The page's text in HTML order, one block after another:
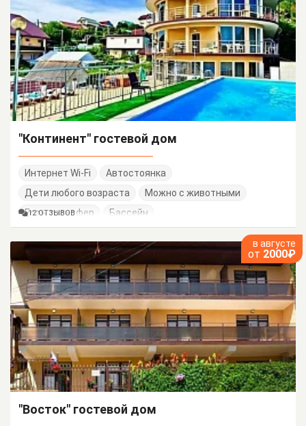
"Континент" гостевой дом
Интернет Wi-Fi
Автостоянка
Дети любого возраста
Можно с животными
Есть трансфер
Бассейн
12 ОТЗЫВОВ
в августе
от 2000₽
"Восток" гостевой дом